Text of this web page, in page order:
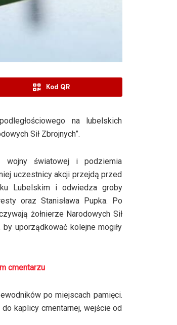
Kod QR
na lubelskich
Sił Zbrojnych”.
wojny światowej i podziemia
uczestnicy akcji przejdą przed
Lubelskim i odwiedza groby
oraz Stanisława Pupka. Po
żołnierze Narodowych Sił
uporządkować kolejne mogiły
cmentarzu
po miejscach pamięci.
kaplicy cmentarnej, wejście od